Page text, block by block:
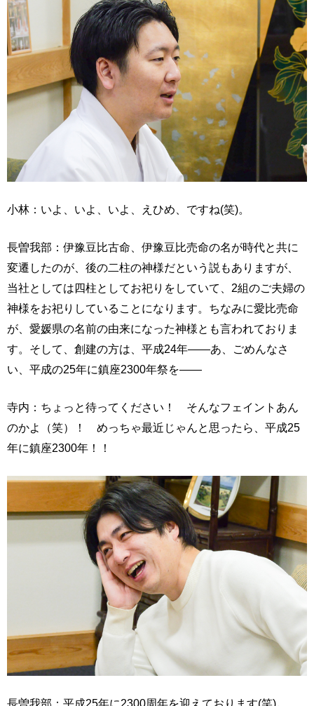
小林：いよ、いよ、いよ、えひめ、ですね(笑)。
長曽我部：伊豫豆比古命、伊豫豆比売命の名が時代と共に
変遷したのが、後の二柱の神様だという説もありますが、
当社としては四柱としてお祀りをしていて、2組のご夫婦の
神様をお祀りしていることになります。ちなみに愛比売命
が、愛媛県の名前の由来になった神様とも言われておりま
す。そして、創建の方は、平成24年――あ、ごめんなさ
い、平成の25年に鎮座2300年祭を――
寺内：ちょっと待ってください！ そんなフェイントあん
のかよ（笑）！ めっちゃ最近じゃんと思ったら、平成25
年に鎮座2300年！！
長曽我部：平成25年に2300周年を迎えております(笑)。